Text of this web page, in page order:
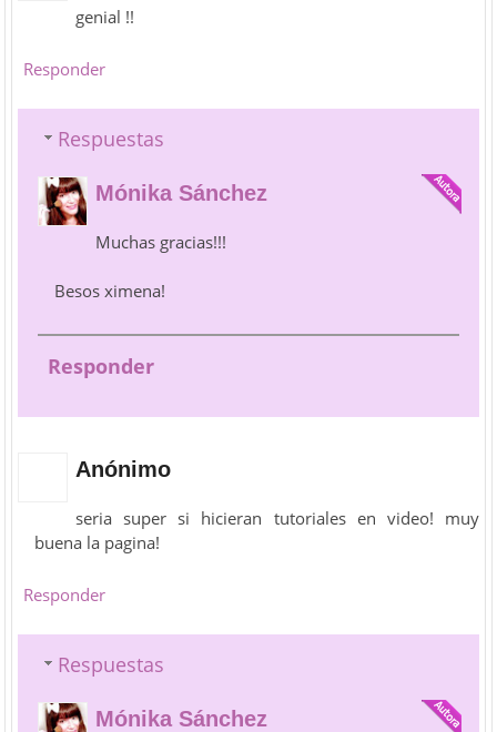
genial !!
Responder
Respuestas
Mónika Sánchez
Muchas gracias!!!
Besos ximena!
Responder
Anónimo
seria super si hicieran tutoriales en video! muy
buena la pagina!
Responder
Respuestas
Mónika Sánchez